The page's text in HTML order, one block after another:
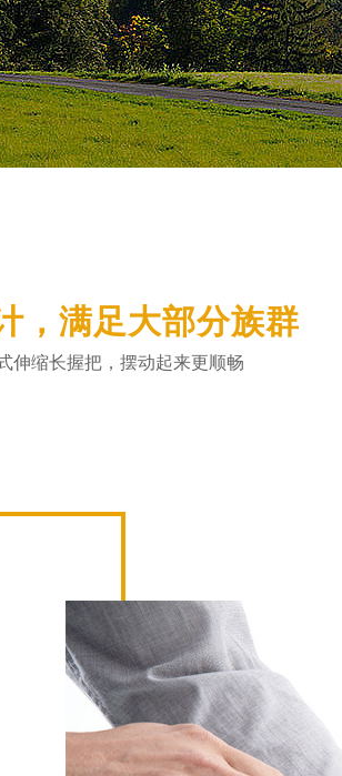
，满足大部分族群
伸缩长握把，摆动起来更顺畅